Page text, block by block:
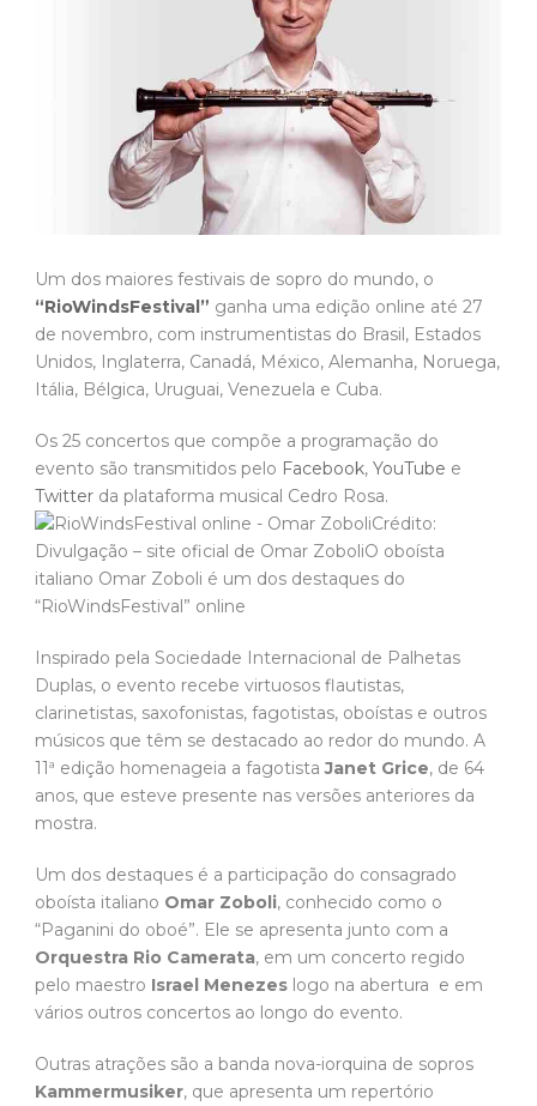
Um dos maiores festivais de sopro do mundo, o
“RioWindsFestival” ganha uma edição online até 27
de novembro, com instrumentistas do Brasil, Estados
Unidos, Inglaterra, Canadá, México, Alemanha, Noruega,
Itália, Bélgica, Uruguai, Venezuela e Cuba.
Os 25 concertos que compõe a programação do
evento são transmitidos pelo Facebook, YouTube e
Twitter da plataforma musical Cedro Rosa.
Crédito:
Divulgação – site oficial de Omar ZoboliO oboísta
italiano Omar Zoboli é um dos destaques do
“RioWindsFestival” online
Inspirado pela Sociedade Internacional de Palhetas
Duplas, o evento recebe virtuosos flautistas,
clarinetistas, saxofonistas, fagotistas, oboístas e outros
músicos que têm se destacado ao redor do mundo. A
11ª edição homenageia a fagotistaJanet Grice, de 64
anos, que esteve presente nas versões anteriores da
mostra.
Um dos destaques é a participação do consagrado
oboísta italiano Omar Zoboli, conhecido como o
“Paganini do oboé”. Ele se apresenta junto com a
Orquestra Rio Camerata, em um concerto regido
pelo maestro Israel Menezes logo na abertura e em
vários outros concertos ao longo do evento.
Outras atrações são a banda nova-iorquina de sopros
Kammermusiker, que apresenta um repertório